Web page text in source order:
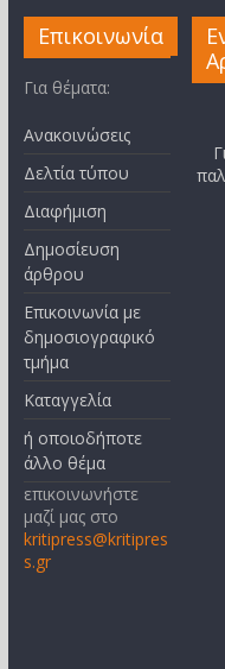
Επικοινωνία
Για θέματα:
Ανακοινώσεις
Δελτία τύπου
Διαφήμιση
Δημοσίευση
άρθρου
Επικοινωνία με
δημοσιογραφικό
τμήμα
Καταγγελία
ή οποιοδήποτε
άλλο θέμα
επικοινωνήστε
μαζί μας στο
kritipress@kritipres
s.gr